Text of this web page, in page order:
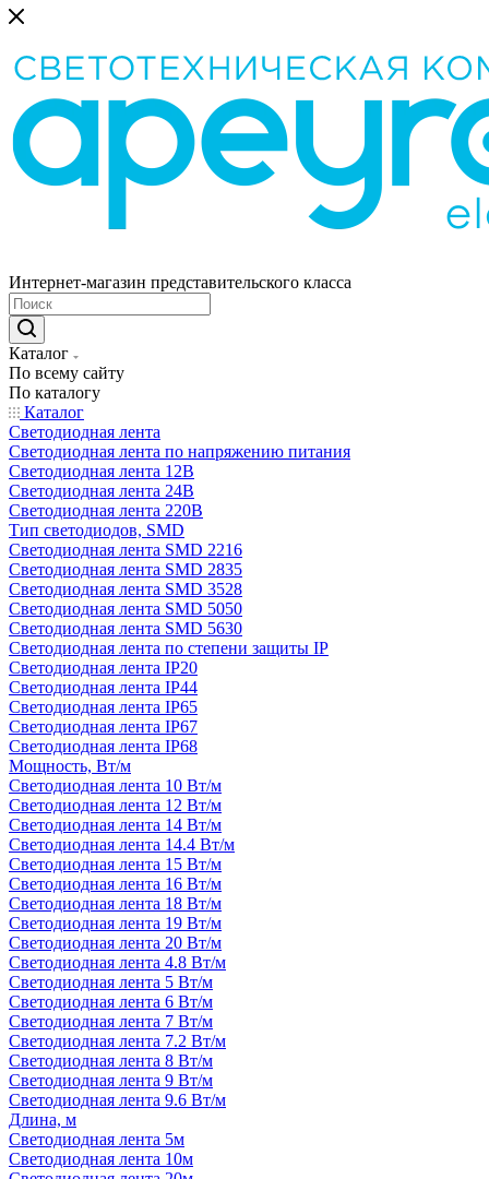
Интернет-магазин представительского класса
Каталог
По всему сайту
По каталогу
Каталог
Светодиодная лента
Светодиодная лента по напряжению питания
Светодиодная лента 12В
Светодиодная лента 24В
Светодиодная лента 220В
Тип светодиодов, SMD
Cветодиодная лента SMD 2216
Светодиодная лента SMD 2835
Светодиодная лента SMD 3528
Светодиодная лента SMD 5050
Светодиодная лента SMD 5630
Светодиодная лента по степени защиты IP
Светодиодная лента IP20
Светодиодная лента IP44
Светодиодная лента IP65
Светодиодная лента IP67
Светодиодная лента IP68
Мощность, Вт/м
Светодиодная лента 10 Вт/м
Светодиодная лента 12 Вт/м
Светодиодная лента 14 Вт/м
Светодиодная лента 14.4 Вт/м
Светодиодная лента 15 Вт/м
Светодиодная лента 16 Вт/м
Светодиодная лента 18 Вт/м
Светодиодная лента 19 Вт/м
Светодиодная лента 20 Вт/м
Светодиодная лента 4.8 Вт/м
Светодиодная лента 5 Вт/м
Светодиодная лента 6 Вт/м
Светодиодная лента 7 Вт/м
Светодиодная лента 7.2 Вт/м
Светодиодная лента 8 Вт/м
Светодиодная лента 9 Вт/м
Светодиодная лента 9.6 Вт/м
Длина, м
Светодиодная лента 5м
Светодиодная лента 10м